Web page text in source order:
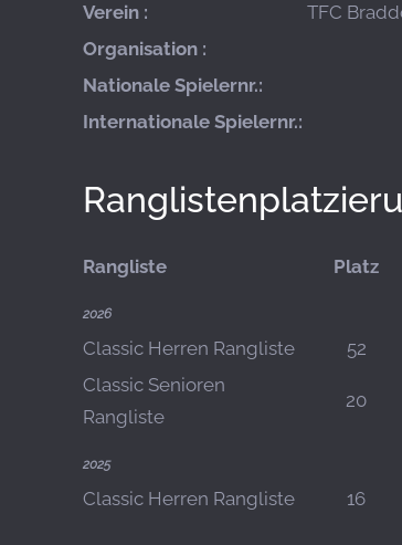
Verein :
TFC
Organisation :
Nationale Spielernr.:
Internationale Spielernr.:
Rangliste Platz
2026
Classic Herren Rangliste 52
Classic Senioren
Rangliste
20
2025
Classic Herren Rangliste 16